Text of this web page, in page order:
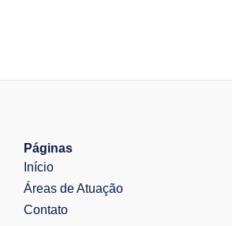
Páginas
Início
Áreas de Atuação
Contato